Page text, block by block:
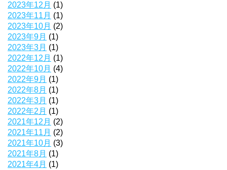
2023年12月 (1)
2023年11月 (1)
2023年10月 (2)
2023年9月 (1)
2023年3月 (1)
2022年12月 (1)
2022年10月 (4)
2022年9月 (1)
2022年8月 (1)
2022年3月 (1)
2022年2月 (1)
2021年12月 (2)
2021年11月 (2)
2021年10月 (3)
2021年8月 (1)
2021年4月 (1)